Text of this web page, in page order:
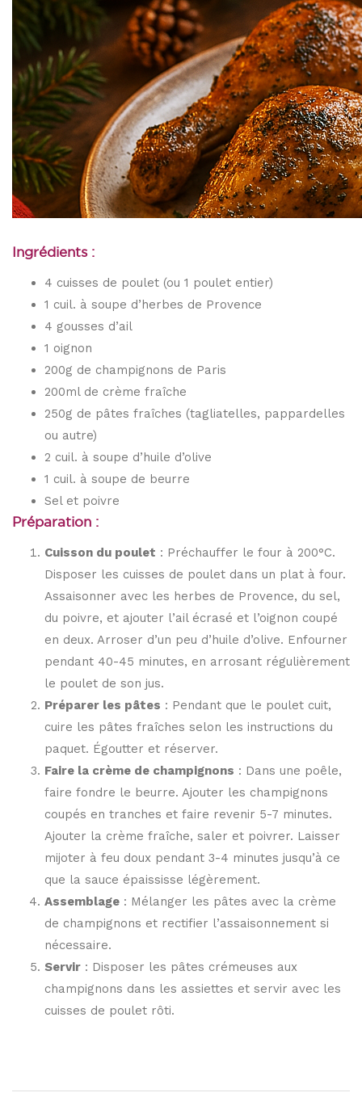
Ingrédients :
4 cuisses de poulet (ou 1 poulet entier)
1 cuil. à soupe d’herbes de Provence
4 gousses d’ail
1 oignon
200g de champignons de Paris
200ml de crème fraîche
250g de pâtes fraîches (tagliatelles, pappardelles
ou autre)
2 cuil. à soupe d’huile d’olive
1 cuil. à soupe de beurre
Sel et poivre
Préparation :
Cuisson du poulet : Préchauffer le four à 200°C.
Disposer les cuisses de poulet dans un plat à four.
Assaisonner avec les herbes de Provence, du sel,
du poivre, et ajouter l’ail écrasé et l’oignon coupé
en deux. Arroser d’un peu d’huile d’olive. Enfourner
pendant 40-45 minutes, en arrosant régulièrement
le poulet de son jus.
Préparer les pâtes : Pendant que le poulet cuit,
cuire les pâtes fraîches selon les instructions du
paquet. Égoutter et réserver.
Faire la crème de champignons : Dans une poêle,
faire fondre le beurre. Ajouter les champignons
coupés en tranches et faire revenir 5-7 minutes.
Ajouter la crème fraîche, saler et poivrer. Laisser
mijoter à feu doux pendant 3-4 minutes jusqu’à ce
que la sauce épaississe légèrement.
Assemblage : Mélanger les pâtes avec la crème
de champignons et rectifier l’assaisonnement si
nécessaire.
Servir : Disposer les pâtes crémeuses aux
champignons dans les assiettes et servir avec les
cuisses de poulet rôti.